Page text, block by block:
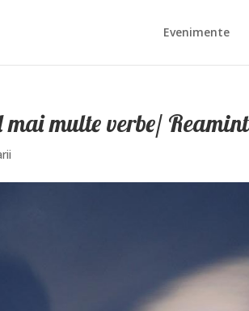
Evenimente
multe verbe/